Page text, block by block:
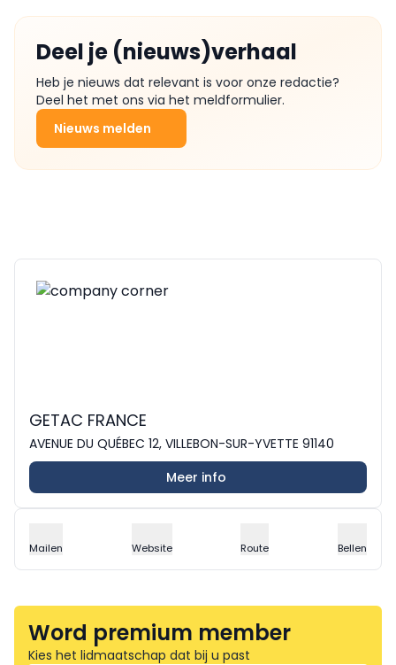
Deel je (nieuws)verhaal
Heb je nieuws dat relevant is voor onze redactie?
Deel het met ons via het meldformulier.
Nieuws melden
GETAC FRANCE
AVENUE DU QUÉBEC 12, VILLEBON-SUR-YVETTE 91140
Meer info
Mailen Website Route Bellen
Word premium member
Kies het lidmaatschap dat bij u past